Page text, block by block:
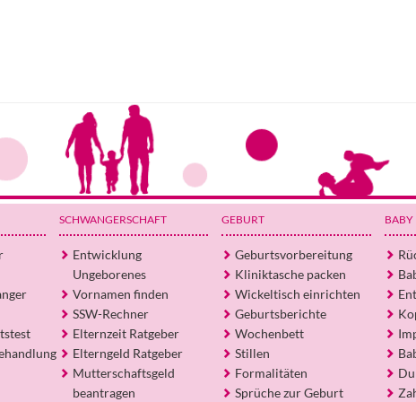
SCHWANGERSCHAFT
Entwicklung
Ungeborenes
Vornamen finden
SSW-Rechner
Elternzeit Ratgeber
Elterngeld Ratgeber
Mutterschaftsgeld
beantragen
GEBURT
Geburtsvorbereitung
Kliniktasche packen
Wickeltisch einrichten
Geburtsberichte
Wochenbett
Stillen
Formalitäten
Sprüche zur Geburt
BABY